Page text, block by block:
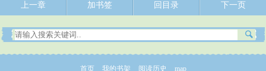
上一章 加书签 回目录 下一页
首页 我的书架 阅读历史 map